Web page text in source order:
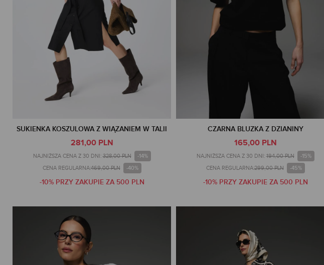
SUKIENKA KOSZULOWA Z WIĄZANIEM W TALII
281,00 PLN
NAJNIŻSZA CENA Z 30 DNI: 328,00 PLN -14%
CENA REGULARNA:469,00 PLN -40%
-10% PRZY ZAKUPIE ZA 500 PLN
CZARNA BLUZKA Z DZIANINY
165,00 PLN
NAJNIŻSZA CENA Z 30 DNI: 194,00 PLN -15%
CENA REGULARNA:299,00 PLN -45%
-10% PRZY ZAKUPIE ZA 500 PLN